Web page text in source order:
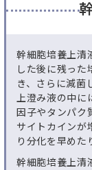
幹細胞培養上清
した後に残った
き、さらに減菌
上澄み液の中
因子やタンパク
サイトカインが
り分化を早めた
幹細胞培養上清